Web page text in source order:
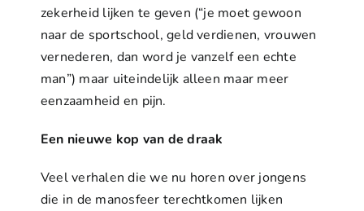
zekerheid lijken te geven (“je moet gewoon
naar de sportschool, geld verdienen, vrouwen
vernederen, dan word je vanzelf een echte
man”) maar uiteindelijk alleen maar meer
eenzaamheid en pijn.
Een nieuwe kop van de draak
Veel verhalen die we nu horen over jongens
die in de manosfeer terechtkomen lijken